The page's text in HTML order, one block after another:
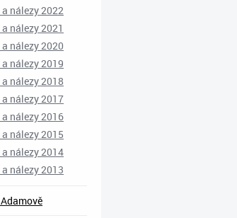
nálezy 2022
nálezy 2021
nálezy 2020
nálezy 2019
nálezy 2018
nálezy 2017
nálezy 2016
nálezy 2015
nálezy 2014
nálezy 2013